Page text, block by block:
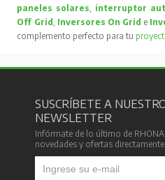
paneles solares
interruptor
Off Grid Inversores On Grid e
complemento perfecto para tu
SUSCRÍBETE A
NEWSLETTER
Infórmate de lo último de
novedades y ofertas